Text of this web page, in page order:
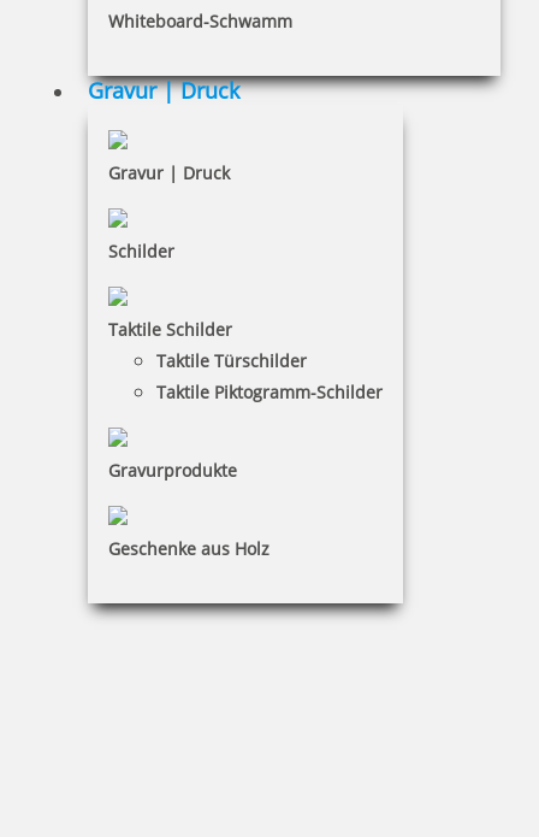
Whiteboard-Schwamm
Gravur | Druck
Gravur | Druck
Schilder
Taktile Schilder
Taktile Türschilder
Taktile Piktogramm-Schilder
Gravurprodukte
Geschenke aus Holz
24,28 €
Pocket Printy 9511 Tauchstempel 76 Taucherstempel Haifisch
Jetzt gestalten